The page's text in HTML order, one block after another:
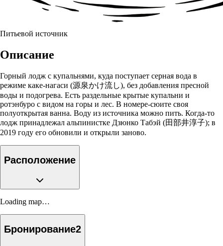
Питьевой источник
Описание
Горный лодж с купальнями, куда поступает серная вода в
режиме каке-нагаси (源泉かけ流し), без добавления пресной
воды и подогрева. Есть раздельные крытые купальни и
ротэнбуро с видом на горы и лес. В номере-сюите своя
полуоткрытая ванна. Воду из источника можно пить. Когда-то
лодж принадлежал альпинистке Дзюнко Табэй (田部井淳子); в
2019 году его обновили и открыли заново.
Расположение
Loading map…
Бронирование2